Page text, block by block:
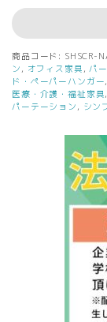
ン
プ
ス
ク
リ
ー
商品コード: SHSCR-
ン , オフィス家具 , パ
ド・ペーパーハンガー,
医療・介護・福祉家具,
パーテーション , シン